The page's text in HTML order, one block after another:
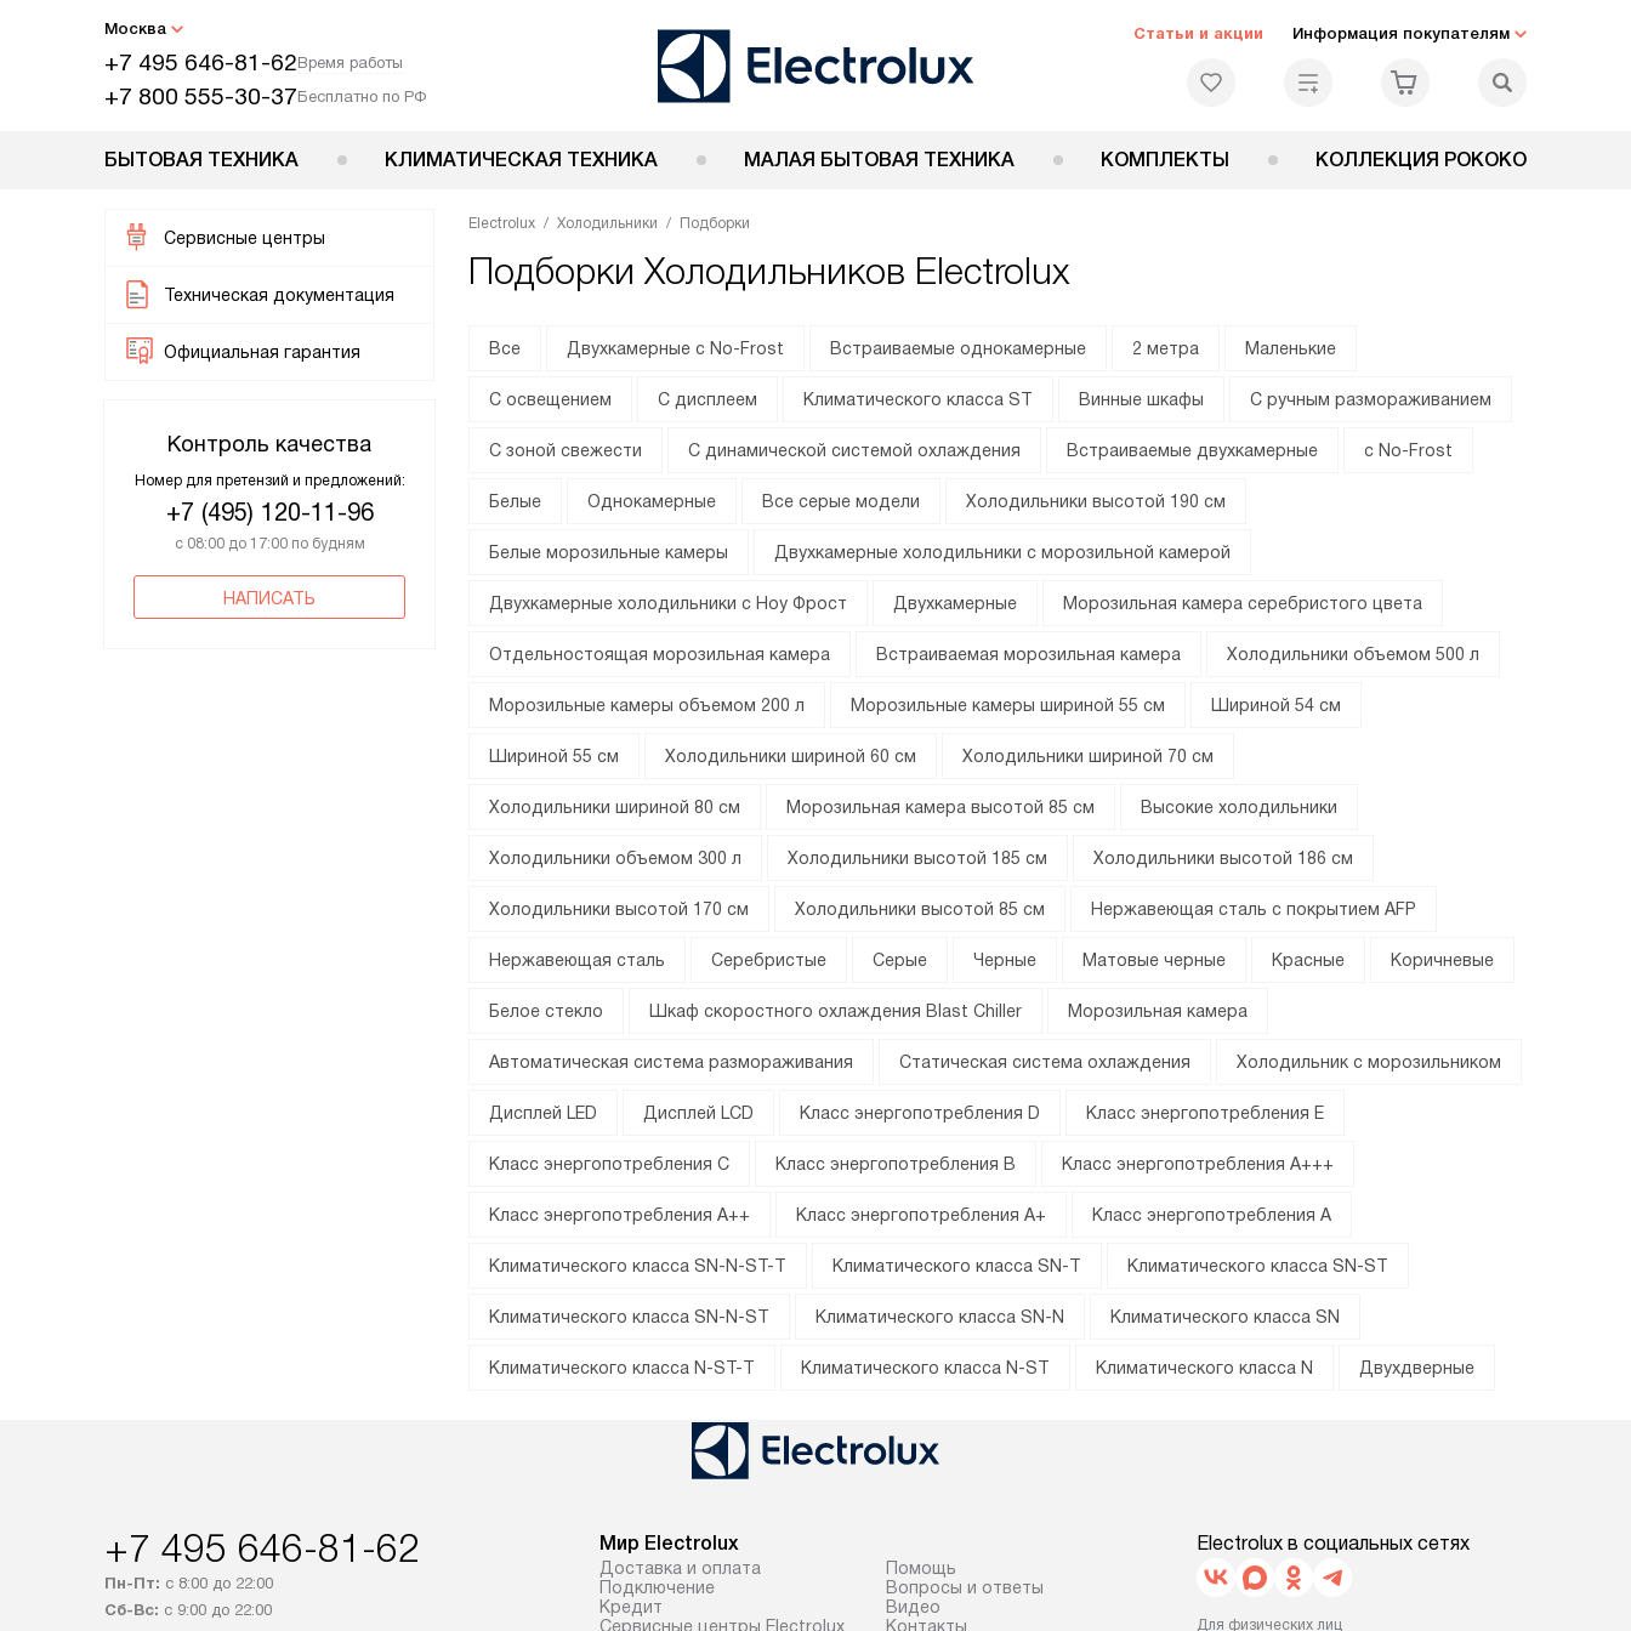
Москва
+7 495 646-81-62Время работы
+7 800 555-30-37Бесплатно по РФ
Статьи и акции Информация покупателям
БЫТОВАЯ ТЕХНИКА КЛИМАТИЧЕСКАЯ ТЕХНИКА МАЛАЯ БЫТОВАЯ ТЕХНИКА КОМПЛЕКТЫ КОЛЛЕКЦИЯ РОКОКО
Сервисные центры
Техническая документация
Официальная гарантия
Контроль качества
Номер для претензий и предложений:
+7 (495) 120-11-96
с 08:00 до 17:00 по будням
НАПИСАТЬ
Electrolux Холодильники Подборки
Подборки Холодильников Electrolux
Все Двухкамерные с No-Frost Встраиваемые однокамерные 2 метра Маленькие
С освещением С дисплеем Климатического класса ST Винные шкафы С ручным размораживанием
С зоной свежести С динамической системой охлаждения Встраиваемые двухкамерные с No-Frost
Белые Однокамерные Все серые модели Холодильники высотой 190 см
Белые морозильные камеры Двухкамерные холодильники с морозильной камерой
Двухкамерные холодильники с Ноу Фрост Двухкамерные Морозильная камера серебристого цвета
Отдельностоящая морозильная камера Встраиваемая морозильная камера Холодильники объемом 500 л
Морозильные камеры объемом 200 л Морозильные камеры шириной 55 см Шириной 54 см
Шириной 55 см Холодильники шириной 60 см Холодильники шириной 70 см
Холодильники шириной 80 см Морозильная камера высотой 85 см Высокие холодильники
Холодильники объемом 300 л Холодильники высотой 185 см Холодильники высотой 186 см
Холодильники высотой 170 см Холодильники высотой 85 см Нержавеющая сталь с покрытием AFP
Нержавеющая сталь Серебристые Серые Черные Матовые черные Красные Коричневые
Белое стекло Шкаф скоростного охлаждения Blast Chiller Морозильная камера
Автоматическая система размораживания Статическая система охлаждения Холодильник с морозильником
Дисплей LED Дисплей LCD Класс энергопотребления D Класс энергопотребления E
Класс энергопотребления C Класс энергопотребления B Класс энергопотребления A+++
Класс энергопотребления A++ Класс энергопотребления A+ Класс энергопотребления A
Климатического класса SN-N-ST-T Климатического класса SN-T Климатического класса SN-ST
Климатического класса SN-N-ST Климатического класса SN-N Климатического класса SN
Климатического класса N-ST-T Климатического класса N-ST Климатического класса N Двухдверные
+7 495 646-81-62
Пн-Пт: с 8:00 до 22:00
Сб-Вс: с 9:00 до 22:00
Мир Electrolux
Доставка и оплата
Подключение
Кредит
Сервисные центры Electrolux
Помощь
Вопросы и ответы
Видео
Контакты
Electrolux в социальных сетях
Для физических лиц